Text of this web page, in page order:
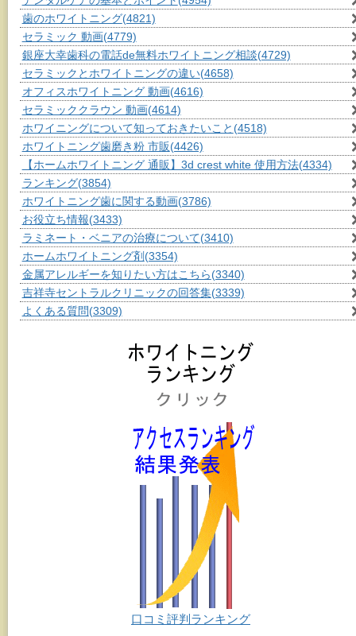
歯のホワイトニング(4821)
セラミック 動画(4779)
銀座大幸歯科の電話de無料ホワイトニング相談(4729)
セラミックとホワイトニングの違い(4658)
オフィスホワイトニング 動画(4616)
セラミッククラウン 動画(4614)
ホワイニングについて知っておきたいこと (4518)
ホワイトニング歯磨き粉 市販(4426)
【ホームホワイトニング 通販】3d crest white 使用方法(4334)
ランキング(3854)
ホワイトニング歯に関する動画(3786)
お役立ち情報(3433)
ラミネート・ベニアの治療について(3410)
ホームホワイトニング剤 (3354)
金属アレルギーを知りたい方はこちら(3340)
吉祥寺セントラルクリニックの回答集(3339)
よくある質問(3309)
口コミ評判ランキング